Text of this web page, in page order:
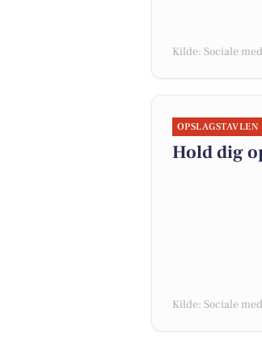
Kilde: Sociale
OPSLAGSTAVLEN
Hold dig
Kilde: Sociale